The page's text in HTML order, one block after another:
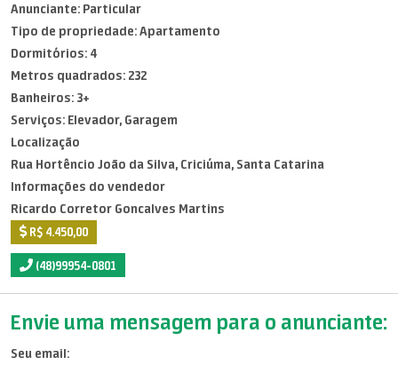
Anunciante: Particular
Tipo de propriedade: Apartamento
Dormitórios: 4
Metros quadrados: 232
Banheiros: 3+
Serviços: Elevador, Garagem
Localização
Rua Hortêncio João da Silva, Criciúma, Santa Catarina
Informações do vendedor
Ricardo Corretor Goncalves Martins
R$ 4.450,00
(48)99954-0801
Envie uma mensagem para o anunciante:
Seu email: